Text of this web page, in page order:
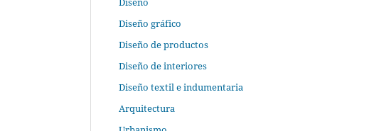
Diseño gráfico
Diseño de productos
Diseño de interiores
Diseño textil e indumentaria
Arquitectura